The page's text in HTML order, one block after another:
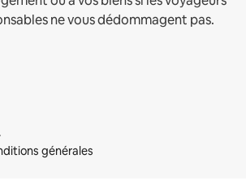
ne vous dédommagent pas.
générales